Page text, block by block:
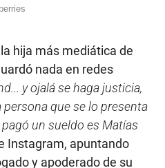
hija más mediática de
nada en redes
y ojalá se haga justicia,
que se lo presenta
un sueldo es Matías
Instagram, apuntando
y apoderado de su